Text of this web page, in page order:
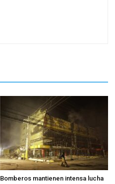
Bomberos mantienen intensa lucha